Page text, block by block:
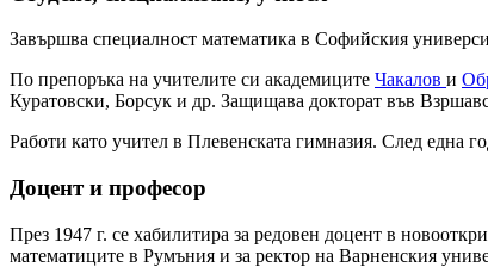
Завършва специалност математика в Софийския
По препоръка на учителите си академиците Чакалов и
Куратовски, Борсук и др. Защищава докторат във
Работи като учител в Плевенската гимназия. След една
Доцент и професор
През 1947 г. се хабилитира за редовен доцент в
математиците в Румъния и за ректор на Варненския